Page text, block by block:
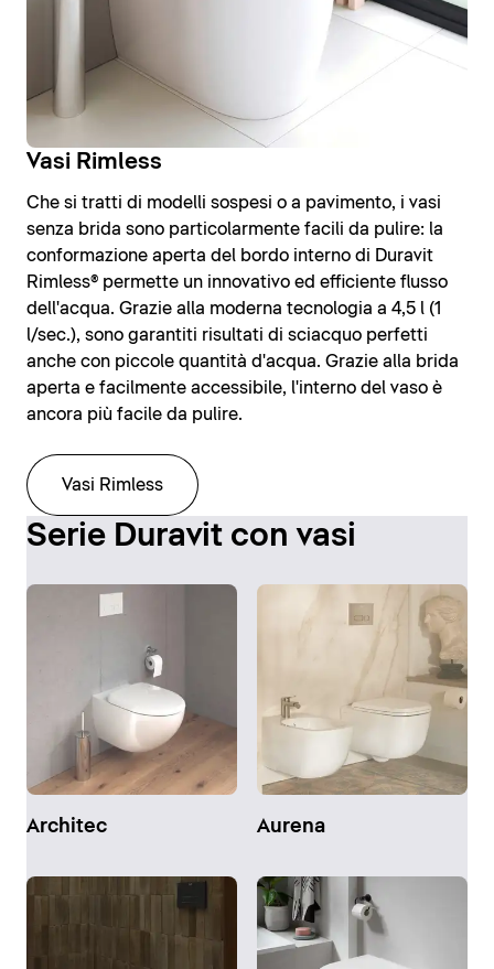
Vasi Rimless
Che si tratti di modelli sospesi o a pavimento, i vasi
senza brida sono particolarmente facili da pulire: la
conformazione aperta del bordo interno di Duravit
Rimless® permette un innovativo ed efficiente flusso
dell'acqua. Grazie alla moderna tecnologia a 4,5 l (1
l/sec.), sono garantiti risultati di sciacquo perfetti
anche con piccole quantità d'acqua. Grazie alla brida
aperta e facilmente accessibile, l'interno del vaso è
ancora più facile da pulire.
Vasi Rimless
Serie Duravit con vasi
Architec Aurena